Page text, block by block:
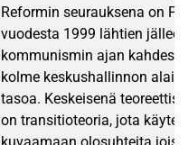
Reformin seurauksena on
vuodesta 1999 lähtien
kommunismin ajan
kolme keskushallinnon
tasoa. Keskeisenä
on transitioteoria, jota